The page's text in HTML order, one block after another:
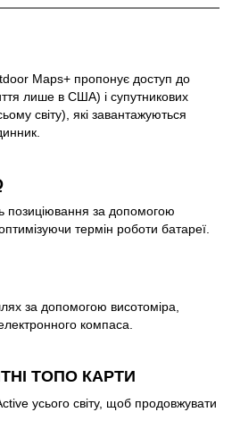
Maps+ пропонує доступ до
лише в США) і супутникових
світу), які завантажуються
позиціювання за допомогою
термін роботи батареї.
за допомогою висотоміра,
компаса.
ТОПО КАРТИ
усього світу, щоб продовжувати